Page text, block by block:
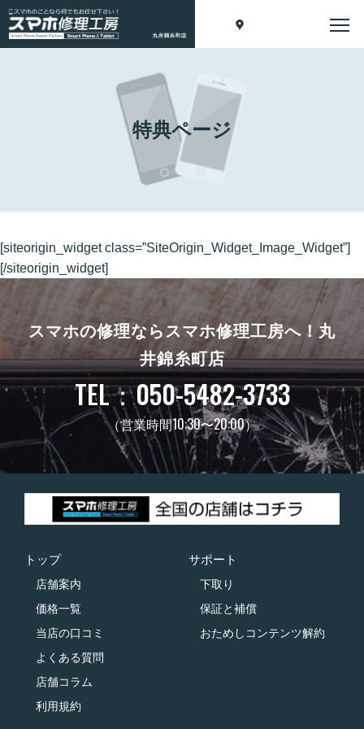
特典ページ
[siteorigin_widget class=”SiteOrigin_Widget_Image_Widget”]
[/siteorigin_widget]
スマホの修理ならスマホ修理工房へ！丸
井錦糸町店
TEL：050-5482-3733
（営業時間10:30〜20:00）
トップ
店舗案内
価格一覧
当店の口コミ
よくある質問
店舗コラム
利用規約
サポート
下取り
保証と補償
おためしコンテンツ解約